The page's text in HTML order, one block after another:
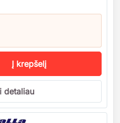
Į krepšelį
detaliau